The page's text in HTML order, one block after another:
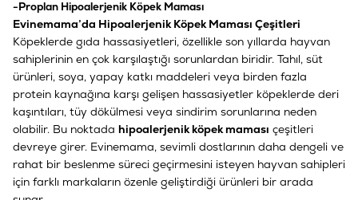
-Proplan Hipoalerjenik Köpek Maması
Evinemama’da Hipoalerjenik Köpek Maması Çeşitleri
Köpeklerde gıda hassasiyetleri, özellikle son yıllarda hayvan
sahiplerinin en çok karşılaştığı sorunlardan biridir. Tahıl, süt
ürünleri, soya, yapay katkı maddeleri veya birden fazla
protein kaynağına karşı gelişen hassasiyetler köpeklerde deri
kaşıntıları, tüy dökülmesi veya sindirim sorunlarına neden
olabilir. Bu noktada hipoalerjenik köpek maması çeşitleri
devreye girer. Evinemama, sevimli dostlarının daha dengeli ve
rahat bir beslenme süreci geçirmesini isteyen hayvan sahipleri
için farklı markaların özenle geliştirdiği ürünleri bir arada